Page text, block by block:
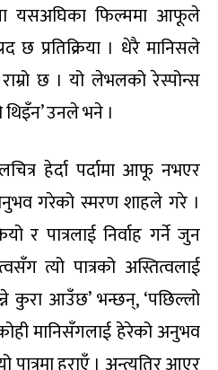
यसअघिका फिल्ममा आफूले
छ प्रतिक्रिया । धेरै मानिसले
छ । यो लेभलको रेस्पोन्स
उनले भने ।
हेर्दा पर्दामा आफू नभएर
गरेको स्मरण शाहले गरे ।
र पात्रलाई निर्वाह गर्ने जुन
त्यो पात्रको अस्तित्वलाई
कुरा आउँछ’ भन्छन्, ‘पछिल्लो
मानिसँगलाई हेरेको अनुभव